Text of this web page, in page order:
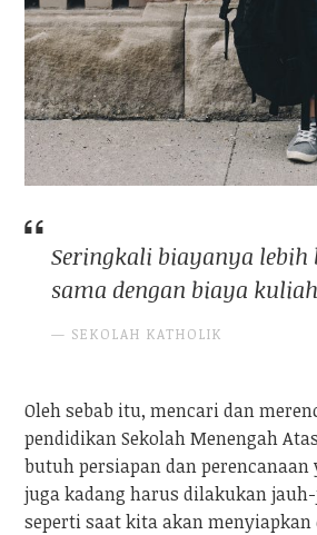
Seringkali biayanya lebih
sama dengan biaya
SEKOLAH KATHOLIK
Oleh sebab itu, mencari dan
pendidikan Sekolah Menengah
butuh persiapan dan perencanaan
juga kadang harus dilakukan
seperti saat kita akan